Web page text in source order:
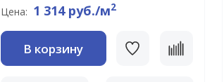
Цена: 1 314 руб./м2
В корзину